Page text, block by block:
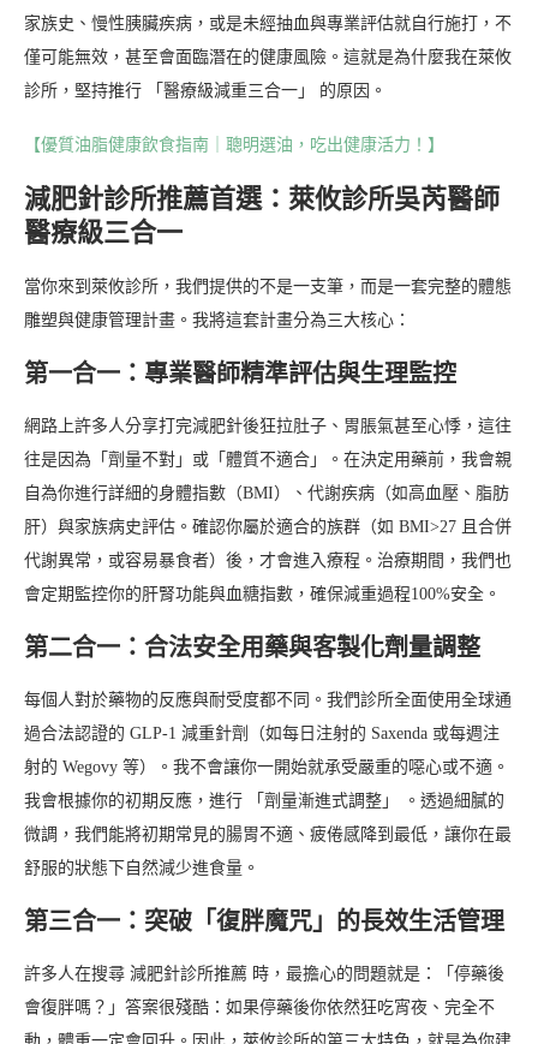
家族史、慢性胰臟疾病，或是未經抽血與專業評估就自行施打，不
僅可能無效，甚至會面臨潛在的健康風險。這就是為什麼我在萊攸
診所，堅持推行 「醫療級減重三合一」 的原因。
【優質油脂健康飲食指南｜聰明選油，吃出健康活力！】
減肥針診所推薦首選：萊攸診所吳芮醫師
醫療級三合一
當你來到萊攸診所，我們提供的不是一支筆，而是一套完整的體態
雕塑與健康管理計畫。我將這套計畫分為三大核心：
第一合一：專業醫師精準評估與生理監控
網路上許多人分享打完減肥針後狂拉肚子、胃脹氣甚至心悸，這往
往是因為「劑量不對」或「體質不適合」。在決定用藥前，我會親
自為你進行詳細的身體指數（BMI）、代謝疾病（如高血壓、脂肪
肝）與家族病史評估。確認你屬於適合的族群（如 BMI>27 且合併
代謝異常，或容易暴食者）後，才會進入療程。治療期間，我們也
會定期監控你的肝腎功能與血糖指數，確保減重過程100%安全。
第二合一：合法安全用藥與客製化劑量調整
每個人對於藥物的反應與耐受度都不同。我們診所全面使用全球通
過合法認證的 GLP-1 減重針劑（如每日注射的 Saxenda 或每週注
射的 Wegovy 等）。我不會讓你一開始就承受嚴重的噁心或不適。
我會根據你的初期反應，進行 「劑量漸進式調整」 。透過細膩的
微調，我們能將初期常見的腸胃不適、疲倦感降到最低，讓你在最
舒服的狀態下自然減少進食量。
第三合一：突破「復胖魔咒」的長效生活管理
許多人在搜尋 減肥針診所推薦 時，最擔心的問題就是：「停藥後
會復胖嗎？」答案很殘酷：如果停藥後你依然狂吃宵夜、完全不